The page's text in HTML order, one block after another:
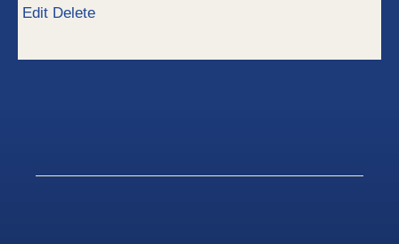
Edit Delete